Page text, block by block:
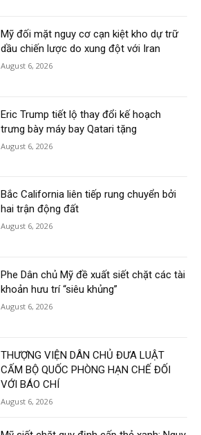
Mỹ đối mặt nguy cơ cạn kiệt kho dự trữ
dầu chiến lược do xung đột với Iran
August 6, 2026
Eric Trump tiết lộ thay đổi kế hoạch
trưng bày máy bay Qatari tặng
August 6, 2026
Bắc California liên tiếp rung chuyển bởi
hai trận động đất
August 6, 2026
Phe Dân chủ Mỹ đề xuất siết chặt các tài
khoản hưu trí “siêu khủng”
August 6, 2026
THƯỢNG VIỆN DÂN CHỦ ĐƯA LUẬT
CẤM BỘ QUỐC PHÒNG HẠN CHẾ ĐỐI
VỚI BÁO CHÍ
August 6, 2026